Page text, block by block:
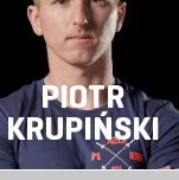
PIOTR
KRUPIŃSKI